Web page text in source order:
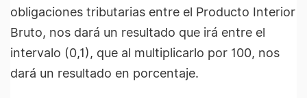
obligaciones tributarias entre el Producto Interior
Bruto, nos dará un resultado que irá entre el
intervalo (0,1), que al multiplicarlo por 100, nos
dará un resultado en porcentaje.